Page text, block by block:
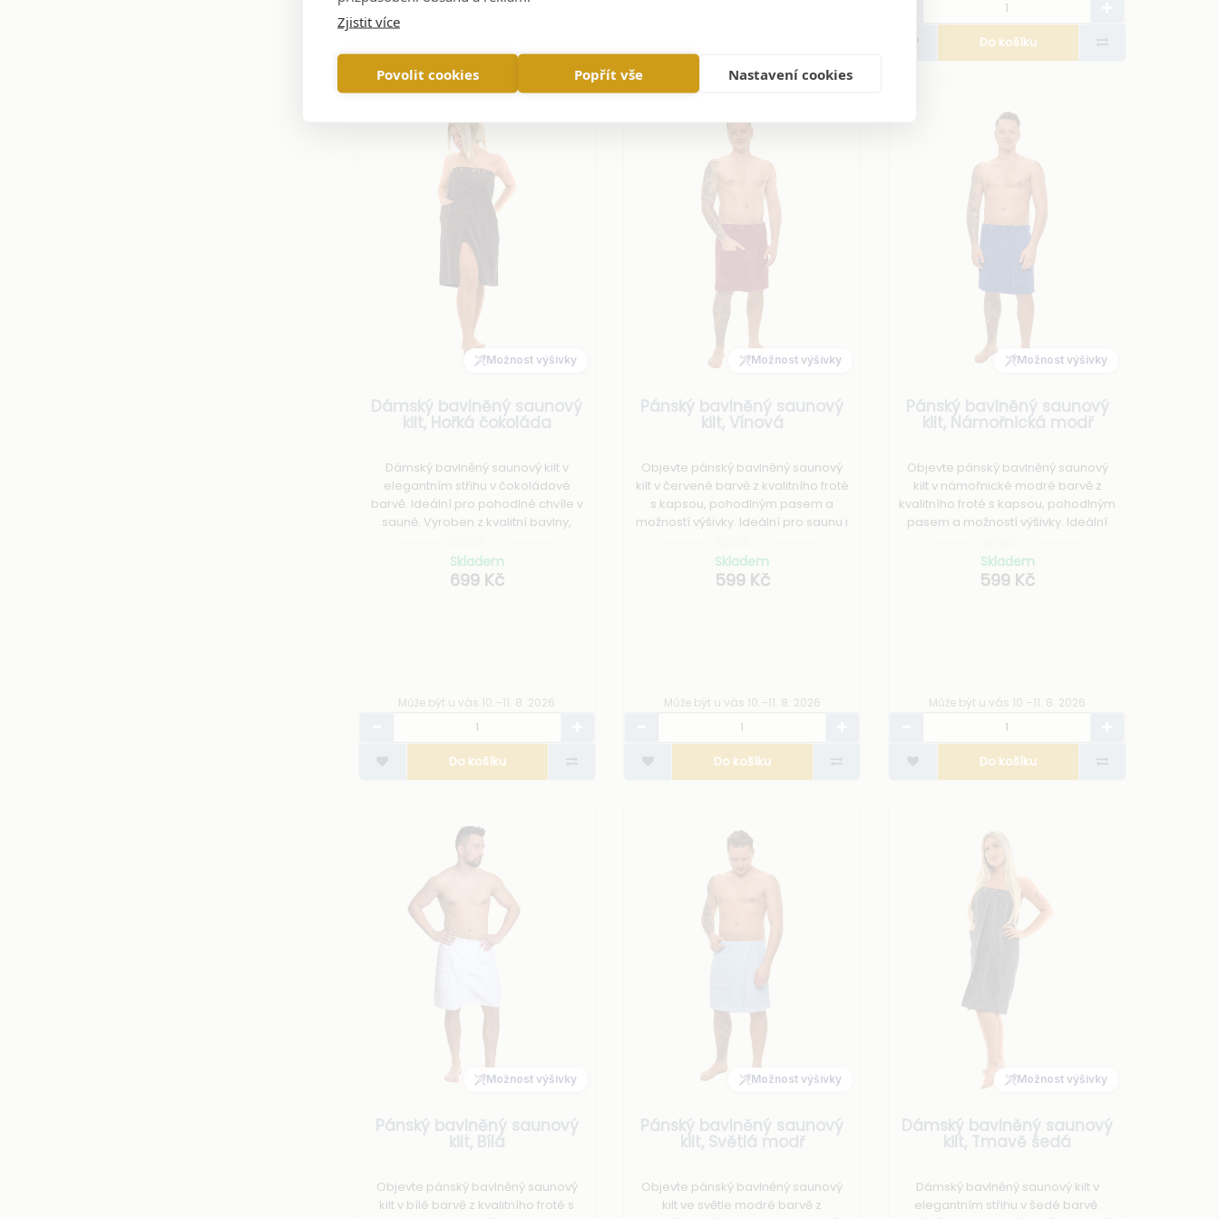
Zjistit více
Povolit cookies Popřít vše Nastavení cookies
Do košíku
Možnost výšivky
Dámský bavlněný saunový
kilt, Hořká čokoláda
Dámský bavlněný saunový kilt v
elegantním střihu v čokoládové
barvě. Ideální pro pohodlné chvíle v
sauně. Vyroben z kvalitní bavlny,
Možnost přidání výšivky dle vašeho
přání.
Skladem
699 Kč
Může být u vás 10.–11. 8. 2026
Do košíku
Možnost výšivky
Pánský bavlněný saunový
kilt, Vínová
Objevte pánský bavlněný saunový
kilt v červené barvě z kvalitního froté
s kapsou, pohodlným pasem a
možností výšivky. Ideální pro saunu i
Skladem
599 Kč
Může být u vás 10.–11. 8. 2026
Do košíku
Možnost výšivky
Pánský bavlněný saunový
kilt, Námořnická modř
Objevte pánský bavlněný saunový
kilt v námořnické modré barvě z
kvalitního froté s kapsou, pohodlným
pasem a možností výšivky. Ideální
Skladem
599 Kč
Může být u vás 10.–11. 8. 2026
Do košíku
Možnost výšivky
Pánský bavlněný saunový
kilt, Bílá
Objevte pánský bavlněný saunový
kilt v bílé barvě z kvalitního froté s
Možnost výšivky
Pánský bavlněný saunový
kilt, Světlá modř
Objevte pánský bavlněný saunový
kilt ve světle modré barvě z
Možnost výšivky
Dámský bavlněný saunový
kilt, Tmavě šedá
Dámský bavlněný saunový kilt v
elegantním střihu v šedé barvě.